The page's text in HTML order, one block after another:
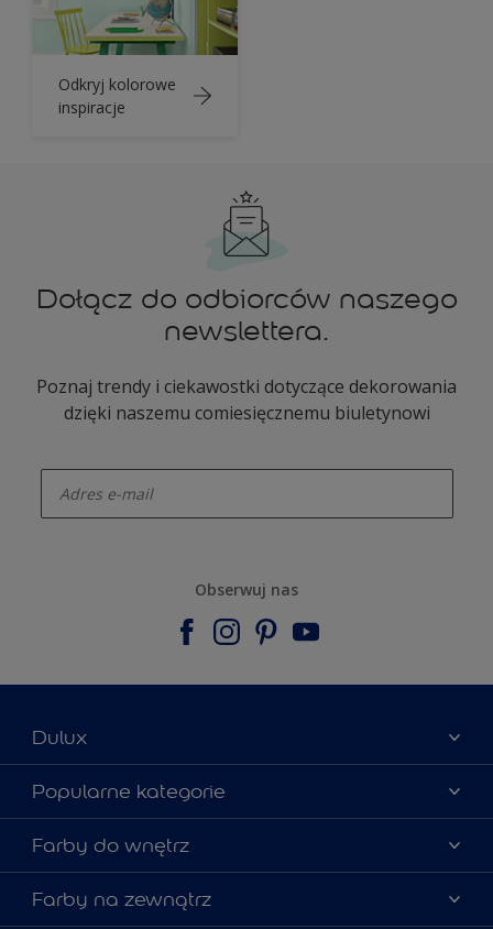
Odkryj kolorowe
inspiracje
Dołącz do odbiorców naszego
newslettera.
Poznaj trendy i ciekawostki dotyczące dekorowania
dzięki naszemu comiesięcznemu biuletynowi
Obserwuj nas
Dulux
Materiały marketingowe
Mapa strony
Kontakt
Popularne kategorie
Kolory farb
Porady ekspertów
Zainspiruj się
Farby do wnętrz
Farby do ścian
Farby uniwersalne
Farby na zewnątrz